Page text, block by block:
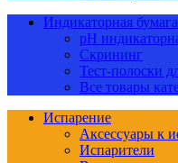
Индикаторная
pH
Скрининг
Тест-полоски
Все товары
Испарение
Аксессуары к
Испарители